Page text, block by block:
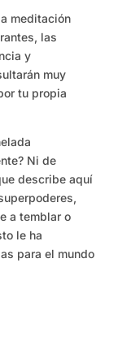
meditación
las
y
muy
tu propia
Ni de
describe aquí
a temblar o
le ha
para el mundo